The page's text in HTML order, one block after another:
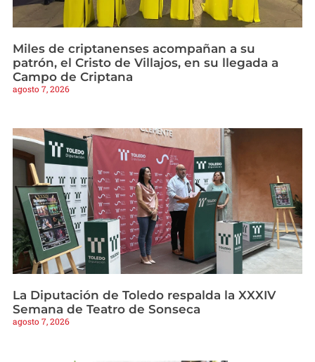
Miles de criptanenses acompañan a su
patrón, el Cristo de Villajos, en su llegada a
Campo de Criptana
agosto 7, 2026
La Diputación de Toledo respalda la XXXIV
Semana de Teatro de Sonseca
agosto 7, 2026